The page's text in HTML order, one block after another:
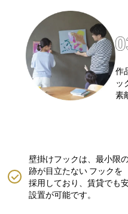
作
ッ
素
壁掛けフックは、最小限
跡が目立たない フックを
採用しており、賃貸でも
設置が可能です。